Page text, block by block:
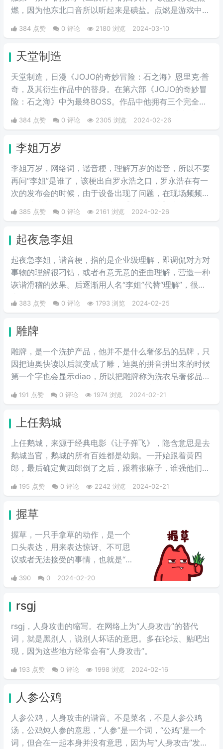
燃，因为他东北口音所以听起来是碘盐。点燃是游戏中的
一个召唤师技能，可以对对面造成伤害。
384 点赞 0 评论 2180 浏览 2024-03-10
天堂制造
天堂制造，日漫《JOJO的奇妙冒险：石之海》恩里克·普
奇，及其衍生作品中的替身。在第六部《JOJO的奇妙冒
险：石之海》中为最终BOSS。作品中他拥有三个完全不
同能力的替身，其中最终进化的第三阶段的“天堂制造”拥
有在全宇宙范围内加速时间的能力，最终造成了宇宙重
384 点赞 0 评论 2305 浏览 2024-02-26
李姐万岁
李姐万岁，网络词，谐音梗，理解万岁的谐音，所以不要
再问“李姐”是谁了，该梗出自罗永浩之口，罗永浩在有一
次的发布会的时候，由于设备出现了问题，在现场频频出
错，满头大汗的罗永浩不断地说【李姐万岁】来缓解尴
尬，然后被一些锤子的粉丝疯狂传播。疯狂复读，每每出
可以说相当沙雕了，哈哈哈哈哈哈哈哈哈。
385 点赞 0 评论 2161 浏览 2024-02-26
起夜急李姐
起夜急李姐，谐音梗，指的是企业级理解，即调侃对方对
事物的理解很刁钻，或者有意无意的歪曲理解，营造一种
诙谐滑稽的效果。后逐渐用人名“李姐”代替“理解”，很有
383 点赞 0 评论 1793 浏览 2024-02-25
雕牌
雕牌，是一个洗护产品，他并不是什么奢侈品的品牌，只
因把迪奥快读以后就变成了雕，迪奥的拼音拼出来的时候
第一个字也会显示diao，所以把雕牌称为洗衣皂奢侈品品
牌，Dior一直是华贵和高雅的代名词，这是恶搞的叫法，
因为迪奥的拼音diao和雕相同，另外也讽刺迪奥的衣服越
191 点赞 0 评论 1974 浏览 2024-02-21
上任鹅城
上任鹅城，来‌‌‌‌‌‌‌‌‌源于经典电影《让子弹飞》，隐含意思是去
鹅城当官，鹅城的所有百姓都是幼鹅。一开始跟着黄四
郎，最后确定黄四郎倒了之后，跟着张麻子，谁强他们跟
195 点赞 0 评论 2242 浏览 2024-02-21
握草
握草，一只手拿草的动作，是一个
口头表达，用来表达惊讶、不可思
议或者无法接受的事情，也就是“无
390 0 2024-02-20
rsgj
rsgj，人身攻击的缩写。在网络上为“人身攻击”的替代
词，就是黑别人，说别人坏话的意思。多在论坛、贴吧出
现，因为这些地方经常会有“人身攻击”。
193 点赞 0 评论 1998 浏览 2024-02-16
人参公鸡
人参公鸡，人身攻击的谐音。不是菜名，不是人参公鸡
汤，公鸡炖人参的意思，“人参”是一个词，“公鸡”是一个
词，但合在一起本身并没有意思，因为与“人身攻击”发音